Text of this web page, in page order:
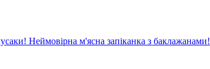
Неймовірна м'ясна запіканка з баклажанами!